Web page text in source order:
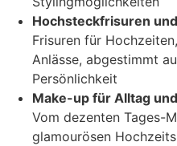
Hochsteckfrisuren
Frisuren für
Anlässe, abgestimmt
Persönlichkeit
Make-up für Alltag
Vom dezenten Tages-
glamourösen